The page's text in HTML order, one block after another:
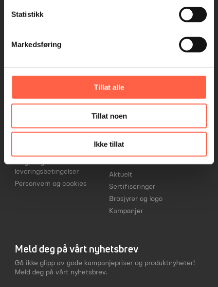
Statistikk
Markedsføring
Tillat alle
Tillat noen
Ikke tillat
Stamveien 8, 1481 Hagan
+47 4000 2101
Vår bærekraftsstrategi
Lokale bærekraftstiltak
ECO-serien
Åpenhetsloven
Vilkår og betingelser
Salgs- og
leveringsbetingelser
Personvern og cookies
Snarveier
Karriere
Aktuelt
Sertifiseringer
Brosjyrer og logo
Kampanjer
Meld deg på vårt nyhetsbrev
Gå ikke glipp av gode kampanjepriser og produktnyheter!
Meld deg på vårt nyhetsbrev.